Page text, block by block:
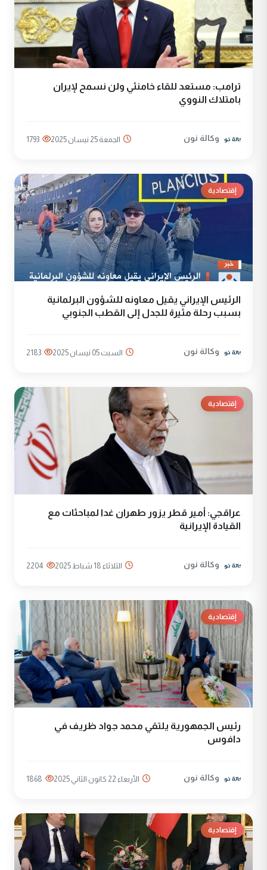
ترامب: مستعد للقاء خامنئي ولن نسمح لإيران
بامتلاك النووي
وكالة نون الجمعة 25 نيسان 2025 1793
إقتصادية
الرئيس الإيراني يقيل معاونه للشؤون البرلمانية
بسبب رحلة مثيرة للجدل إلى القطب الجنوبي
وكالة نون السبت 05 نيسان 2025 2183
إقتصادية
عراقجي: أمير قطر يزور طهران غدا لمباحثات مع
القيادة الإيرانية
وكالة نون الثلاثاء 18 شباط 2025 2204
إقتصادية
رئيس الجمهورية يلتقي محمد جواد ظريف في
دافوس
وكالة نون الأربعاء 22 كانون الثاني 2025 1868
إقتصادية